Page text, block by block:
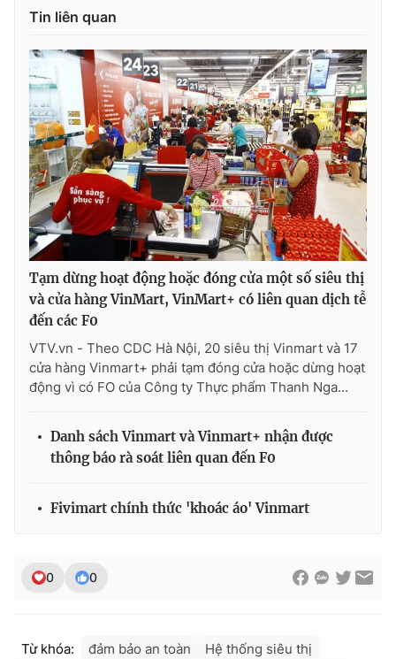
Ðiện thoại Thời báo VTV:
Liên hệ quảng cáo:024-7300.7108
® Cấm sao chép dưới mọi hình thức nếu không có sự chấp
thuận bằng văn bản. Ghi rõ nguồn VTV.vn khi phát hành lại
thông tin từ website này.
Tin liên quan
Tạm dừng hoạt động hoặc đóng cửa một số siêu thị
và cửa hàng VinMart, VinMart+ có liên quan dịch tễ
đến các F0
VTV.vn - Theo CDC Hà Nội, 20 siêu thị Vinmart và 17
cửa hàng Vinmart+ phải tạm đóng cửa hoặc dừng hoạt
động vì có FO của Công ty Thực phẩm Thanh Nga...
Danh sách Vinmart và Vinmart+ nhận được
thông báo rà soát liên quan đến F0
Fivimart chính thức 'khoác áo' Vinmart
0 0
Từ khóa: đảm bảo an toàn
Hệ thống siêu thị